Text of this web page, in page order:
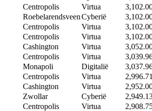
Centropolis Virtua
RoebelarendsveenCyberië
Centropolis Virtua
Centropolis Virtua
Cashington Virtua
Centropolis Virtua
Monapoli Digitalië
Centropolis Virtua
Cashington Virtua
Zwollar Cyberië
Centropolis Virtua